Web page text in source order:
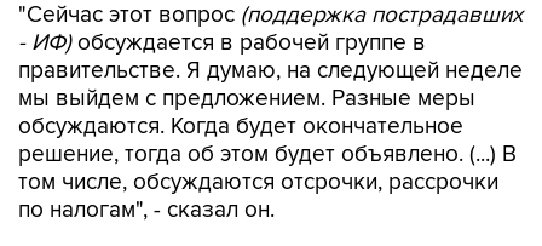
"Сейчас этот вопрос (поддержка пострадавших
- ИФ)обсуждается в рабочей группе в
правительстве. Я думаю, на следующей неделе
мы выйдем с предложением. Разные меры
обсуждаются. Когда будет окончательное
решение, тогда об этом будет объявлено. (...) В
том числе, обсуждаются отсрочки, рассрочки
по налогам", - сказал он.